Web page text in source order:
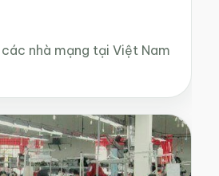
nhà mạng tại Việt Nam